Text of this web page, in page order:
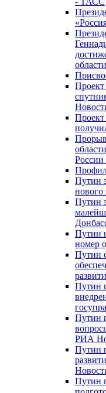
Проект
Путин
нового
Путин
Путин
номер
Путин
Путин
Путин
РИА
Путин
Путин